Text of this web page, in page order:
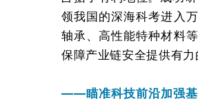
领我国的深海科考进入
轴承、高性能特种材料
保障产业链安全提供有
——瞄准科技前沿加强基